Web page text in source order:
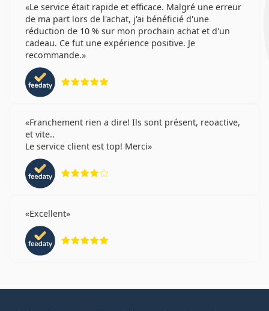
Le service était rapide et efficace. Malgré une erreur
de ma part lors de l'achat, j'ai bénéficié d'une
réduction de 10 % sur mon prochain achat et d'un
cadeau. Ce fut une expérience positive. Je
recommande.
Franchement rien a dire! Ils sont présent, reoactive,
et vite..
Le service client est top! Merci
Excellent